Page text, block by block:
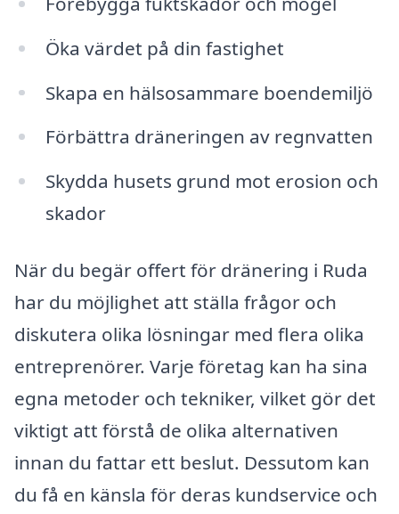
Öka värdet på din fastighet
Skapa en hälsosammare boendemiljö
Förbättra dräneringen av regnvatten
Skydda husets grund mot erosion och
skador
När du begär offert för dränering i Ruda
har du möjlighet att ställa frågor och
diskutera olika lösningar med flera olika
entreprenörer. Varje företag kan ha sina
egna metoder och tekniker, vilket gör det
viktigt att förstå de olika alternativen
innan du fattar ett beslut. Dessutom kan
du få en känsla för deras kundservice och